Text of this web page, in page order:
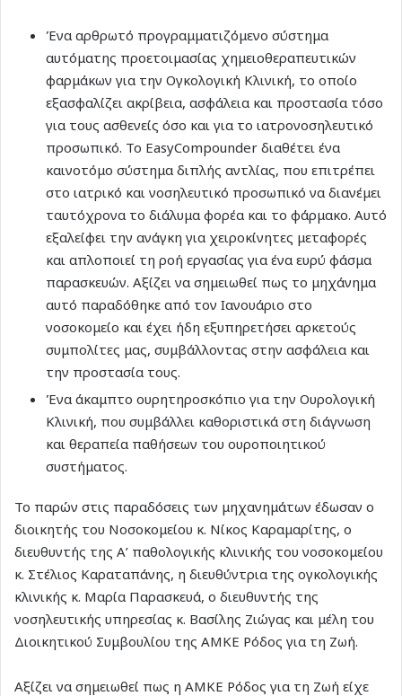
Ένα αρθρωτό προγραμματιζόμενο σύστημα
αυτόματης προετοιμασίας χημειοθεραπευτικών
φαρμάκων για την Ογκολογική Κλινική, το οποίο
εξασφαλίζει ακρίβεια, ασφάλεια και προστασία τόσο
για τους ασθενείς όσο και για το ιατρονοσηλευτικό
προσωπικό. Το EasyCompounder διαθέτει ένα
καινοτόμο σύστημα διπλής αντλίας, που επιτρέπει
στο ιατρικό και νοσηλευτικό προσωπικό να διανέμει
ταυτόχρονα το διάλυμα φορέα και το φάρμακο. Αυτό
εξαλείφει την ανάγκη για χειροκίνητες μεταφορές
και απλοποιεί τη ροή εργασίας για ένα ευρύ φάσμα
παρασκευών. Αξίζει να σημειωθεί πως το μηχάνημα
αυτό παραδόθηκε από τον Ιανουάριο στο
νοσοκομείο και έχει ήδη εξυπηρετήσει αρκετούς
συμπολίτες μας, συμβάλλοντας στην ασφάλεια και
την προστασία τους.
Ένα άκαμπτο ουρητηροσκόπιο για την Ουρολογική
Κλινική, που συμβάλλει καθοριστικά στη διάγνωση
και θεραπεία παθήσεων του ουροποιητικού
συστήματος.
Το παρών στις παραδόσεις των μηχανημάτων έδωσαν ο
διοικητής του Νοσοκομείου κ. Νίκος Καραμαρίτης, ο
διευθυντής της Α’ παθολογικής κλινικής του νοσοκομείου
κ. Στέλιος Καραταπάνης, η διευθύντρια της ογκολογικής
κλινικής κ. Μαρία Παρασκευά, ο διευθυντής της
νοσηλευτικής υπηρεσίας κ. Βασίλης Ζιώγας και μέλη του
Διοικητικού Συμβουλίου της ΑΜΚΕ Ρόδος για τη Ζωή.
Αξίζει να σημειωθεί πως η ΑΜΚΕ Ρόδος για τη Ζωή είχε